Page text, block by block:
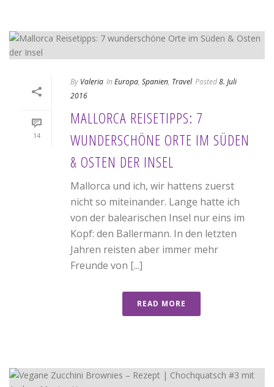
14
By Valeria In Europa, Spanien, Travel Posted8. Juli
2016
MALLORCA REISETIPPS: 7
WUNDERSCHÖNE ORTE IM SÜDEN
& OSTEN DER INSEL
Mallorca und ich, wir hattens zuerst
nicht so miteinander. Lange hatte ich
von der balearischen Insel nur eins im
Kopf: den Ballermann. In den letzten
Jahren reisten aber immer mehr
Freunde von [...]
READ MORE